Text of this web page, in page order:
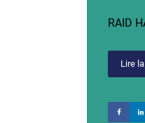
RAID
Lire